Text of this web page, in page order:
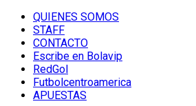
QUIENES SOMOS
STAFF
CONTACTO
Escribe en Bolavip
RedGol
Futbolcentroamerica
APUESTAS